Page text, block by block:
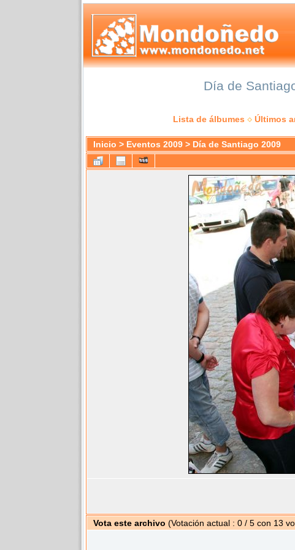
Día de
Lista de álbumes
Últimos
Inicio > Eventos 2009> Día de Santiago 2009
Vota este archivo (Votación actual : 0 / 5 con 13